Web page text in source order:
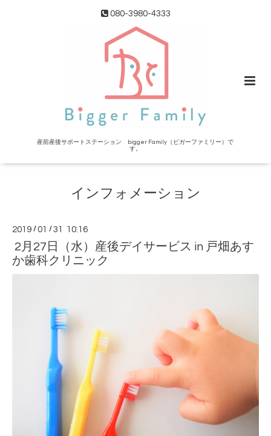
080-3980-4333
産前産後サポートステーション bigger Family（ビガーファミリー）で
す。
インフォメーション
2019 /01 /31 10:16
2月27日（水）産後デイサービス in 戸畑あす
か歯科クリニック